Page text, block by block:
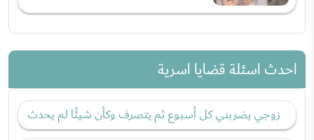
احدث اسئلة قضايا اسرية
زوجي يضربني كل أسبوع ثم يتصرف وكأن شيئًا لم يحدث